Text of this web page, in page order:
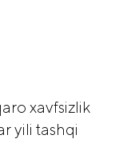
xavfsizlik
yili tashqi